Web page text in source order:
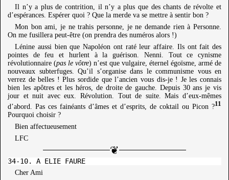
Il n’y a plus de contrition, il n’y a plus que des chants de révolte et
d’espérances. Espérer quoi ? Que la merde va se mettre à sentir bon ?
Mon bon ami, je ne trahis personne, je ne demande rien à Personne.
On me fusillera peut-être (on prendra des numéros alors !)
Lénine aussi bien que Napoléon ont raté leur affaire. Ils ont fait des
pointes de feu et hurlent à la guérison. Nenni. Tout ce cynisme
révolutionnaire (pas le vôtre) n’est que vulgaire, éternel égoïsme, armé de
nouveaux subterfuges. Qu’il s’organise dans le communisme vous en
verrez de belles ! Plus sordide que l’ancien vous dis-je ! Je les connais
bien les apôtres et les héros, de droite de gauche. Depuis 30 ans je vis
jour et nuit avec eux. Révolution. Tout de suite. Mais d’eux-mêmes
d’abord. Pas ces fainéants d’âmes et d’esprits, de coktail ou Picon ?11
Pourquoi choisir ?
Bien affectueusement
LFC
Cher Ami